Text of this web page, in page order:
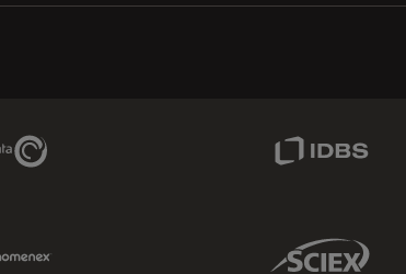
Genedata Link
Sciex Link